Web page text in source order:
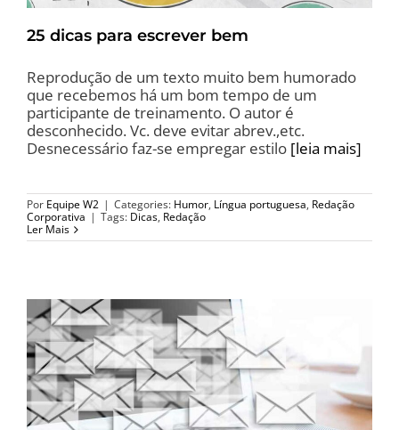
25 dicas para escrever bem
Reprodução de um texto muito bem humorado
que recebemos há um bom tempo de um
participante de treinamento. O autor é
desconhecido. Vc. deve evitar abrev.,etc.
Desnecessário faz-se empregar estilo [leia mais]
Por Equipe W2 | Categories: Humor, Língua portuguesa, Redação
Corporativa | Tags: Dicas, Redação
Ler Mais